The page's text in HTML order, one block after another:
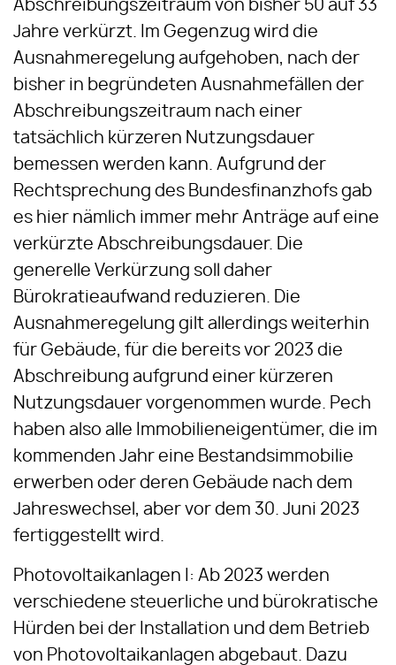
Abschreibungszeitraum von bisher 50 auf 33
Jahre verkürzt. Im Gegenzug wird die
Ausnahmeregelung aufgehoben, nach der
bisher in begründeten Ausnahmefällen der
Abschreibungszeitraum nach einer
tatsächlich kürzeren Nutzungsdauer
bemessen werden kann. Aufgrund der
Rechtsprechung des Bundesfinanzhofs gab
es hier nämlich immer mehr Anträge auf eine
verkürzte Abschreibungsdauer. Die
generelle Verkürzung soll daher
Bürokratieaufwand reduzieren. Die
Ausnahmeregelung gilt allerdings weiterhin
für Gebäude, für die bereits vor 2023 die
Abschreibung aufgrund einer kürzeren
Nutzungsdauer vorgenommen wurde. Pech
haben also alle Immobilieneigentümer, die im
kommenden Jahr eine Bestandsimmobilie
erwerben oder deren Gebäude nach dem
Jahreswechsel, aber vor dem 30. Juni 2023
fertiggestellt wird.
Photovoltaikanlagen I: Ab 2023 werden
verschiedene steuerliche und bürokratische
Hürden bei der Installation und dem Betrieb
von Photovoltaikanlagen abgebaut. Dazu